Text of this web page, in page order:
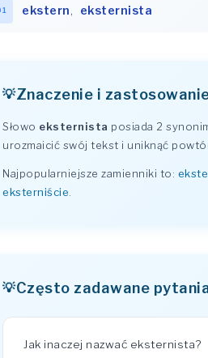
ekstern, eksternista
Znaczenie i
Słowo eksternista posiada 2
urozmaicić swój tekst i uniknąć
Najpopularniejsze zamienniki to:
eksterniście
Często zadawane
Jak inaczej nazwać eksternista?